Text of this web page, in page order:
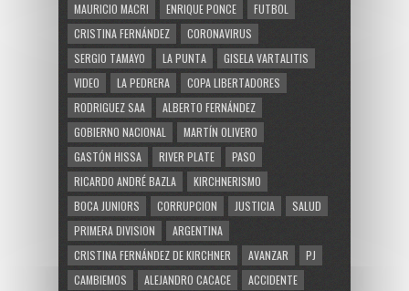
MAURICIO MACRI
ENRIQUE PONCE
FUTBOL
CRISTINA FERNÁNDEZ
CORONAVIRUS
SERGIO TAMAYO
LA PUNTA
GISELA VARTALITIS
VIDEO
LA PEDRERA
COPA LIBERTADORES
RODRIGUEZ SAA
ALBERTO FERNÁNDEZ
GOBIERNO NACIONAL
MARTÍN OLIVERO
GASTÓN HISSA
RIVER PLATE
PASO
RICARDO ANDRÉ BAZLA
KIRCHNERISMO
BOCA JUNIORS
CORRUPCION JUSTICIA
SALUD
PRIMERA DIVISION
ARGENTINA
CRISTINA FERNÁNDEZ DE KIRCHNER
AVANZAR
PJ
CAMBIEMOS
ALEJANDRO CACACE ACCIDENTE